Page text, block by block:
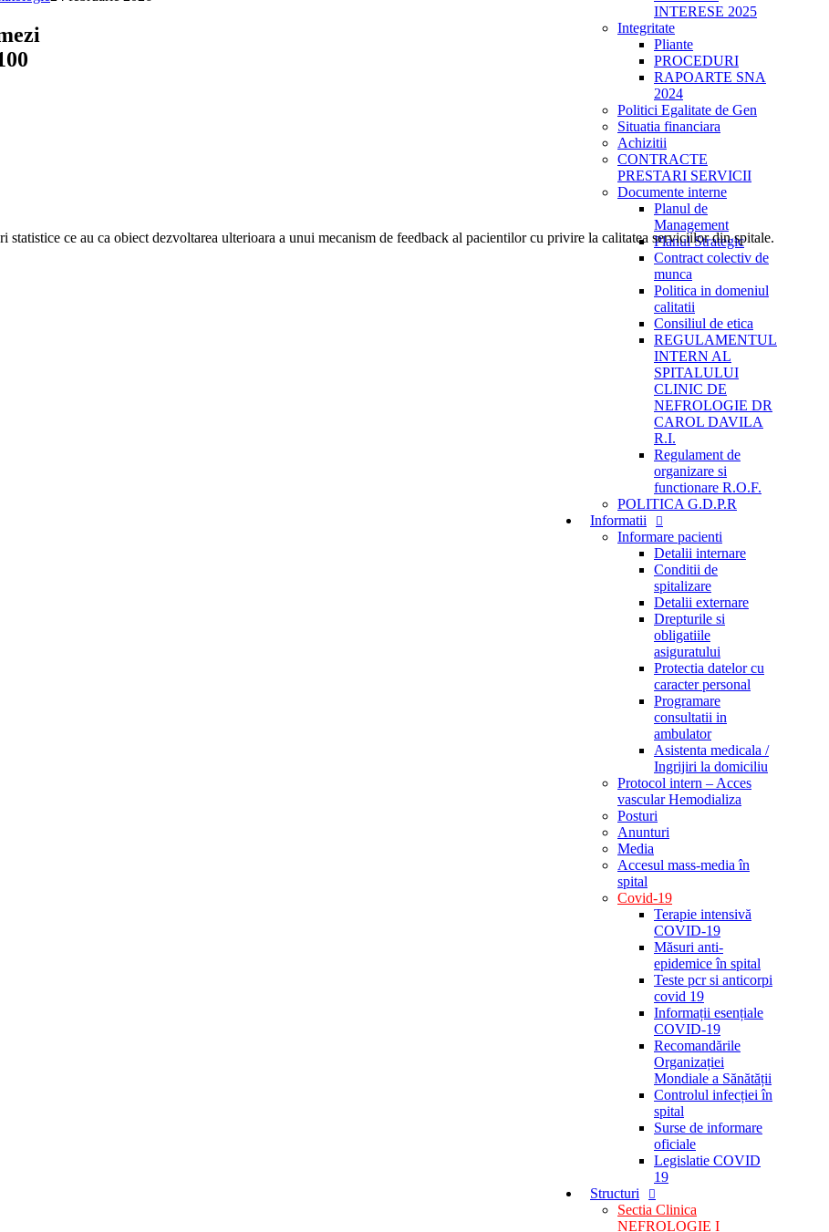
INTERESE 2025
Integritate
Pliante
PROCEDURI
RAPOARTE SNA
2024
Politici Egalitate de Gen
Situatia financiara
Achizitii
CONTRACTE
PRESTARI SERVICII
Documente interne
Planul de
Management
Planul Strategic
Contract colectiv de
munca
Politica in domeniul
calitatii
Consiliul de etica
REGULAMENTUL
INTERN AL
SPITALULUI
CLINIC DE
NEFROLOGIE DR
CAROL DAVILA
R.I.
Regulament de
organizare si
functionare R.O.F.
POLITICA G.D.P.R
Informatii
Informare pacienti
Detalii internare
Conditii de
spitalizare
Detalii externare
Drepturile si
obligatiile
asiguratului
Protectia datelor cu
caracter personal
Programare
consultatii in
ambulator
Asistenta medicala /
Ingrijiri la domiciliu
Protocol intern – Acces
vascular Hemodializa
Posturi
Anunturi
Media
Accesul mass-media în
spital
Covid-19
Terapie intensivă
COVID-19
Măsuri anti-
epidemice în spital
Teste pcr si anticorpi
covid 19
Informații esențiale
COVID-19
Recomandările
Organizației
Mondiale a Sănătății
Controlul infecției în
spital
Surse de informare
oficiale
Legislatie COVID
19
Structuri
Sectia Clinica
NEFROLOGIE I
ce au ca obiect dezvoltarea ulterioara a unui mecanism de feedback al pacientilor cu privire la calitatea serviciilor din spitale.